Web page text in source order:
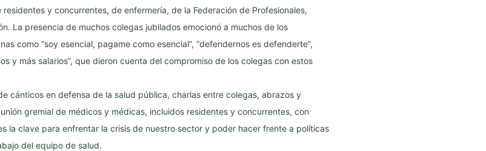
y concurrentes, de enfermería, de la Federación de Profesionales,
La presencia de muchos colegas jubilados emocionó a muchos de los
como “soy esencial, pagame como esencial”, “defendernos es defenderte”,
y más salarios”, que dieron cuenta del compromiso de los colegas con estos
cánticos en defensa de la salud pública, charlas entre colegas, abrazos y
gremial de médicos y médicas, incluidos residentes y concurrentes, con
la clave para enfrentar la crisis de nuestro sector y poder hacer frente a políticas
del equipo de salud.